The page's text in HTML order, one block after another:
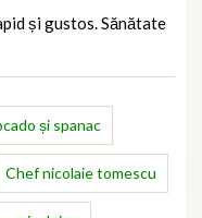
și gustos. Sănătate
și spanac
Chef nicolaie tomescu